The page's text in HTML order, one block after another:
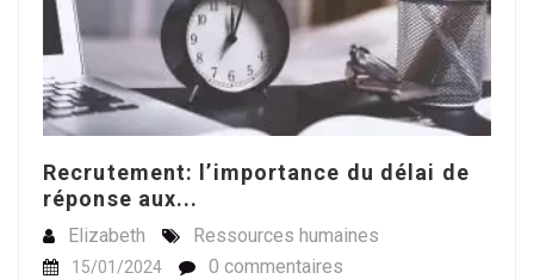
Recrutement: l’importance du délai de
réponse aux...
Elizabeth Ressources humaines
15/01/2024 0 commentaires